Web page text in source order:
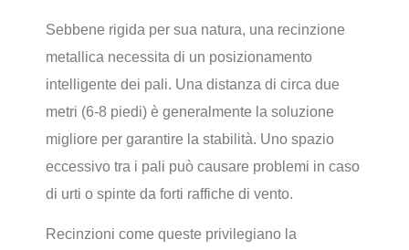
Sebbene rigida per sua natura, una recinzione
metallica necessita di un posizionamento
intelligente dei pali. Una distanza di circa due
metri (6-8 piedi) è generalmente la soluzione
migliore per garantire la stabilità. Uno spazio
eccessivo tra i pali può causare problemi in caso
di urti o spinte da forti raffiche di vento.
Recinzioni come queste privilegiano la